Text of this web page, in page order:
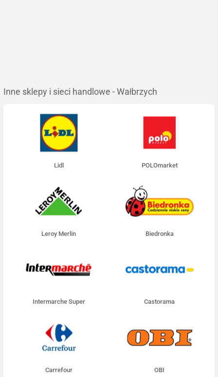
Inne sklepy i sieci handlowe - Wałbrzych
Lidl POLOmarket
Leroy Merlin Biedronka
Intermarche Super Castorama
Carrefour OBI